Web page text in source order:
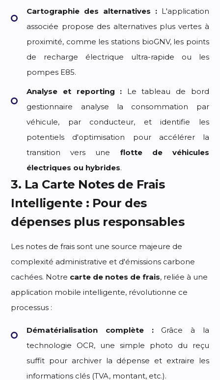
Cartographie des alternatives :L'application
associée propose des alternatives plus vertes à
proximité, comme les stations bioGNV, les points
de recharge électrique ultra-rapide ou les
pompes E85.
Analyse et reporting : Le tableau de bord
gestionnaire analyse la consommation par
véhicule, par conducteur, et identifie les
potentiels d'optimisation pour accélérer la
transition vers une flotte de véhicules
électriques ou hybrides.
3. La Carte Notes de Frais
Intelligente : Pour des
dépenses plus responsables
Les notes de frais sont une source majeure de
complexité administrative et d'émissions carbone
cachées. Notre carte de notes de frais, reliée à une
application mobile intelligente, révolutionne ce
processus :
Dématérialisation complète :Grâce à la
technologie OCR, une simple photo du reçu
suffit pour archiver la dépense et extraire les
informations clés (TVA, montant, etc.).